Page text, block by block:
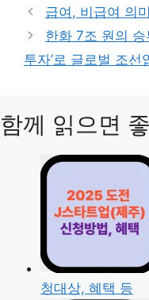
테
리
급여, 비급여 의
한화 7조 원의 승
투자’로 글로벌 조
함께 읽으면
청대상, 혜택 등